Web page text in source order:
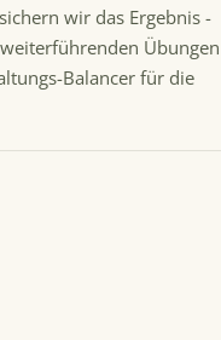
wir das Ergebnis -
Übungen
Balancer für die